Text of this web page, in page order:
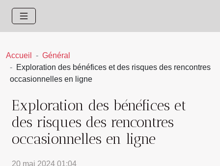
Accueil
Général
Exploration des bénéfices et des risques des rencontres
occasionnelles en ligne
Exploration des bénéfices et
des risques des rencontres
occasionnelles en ligne
20 mai 2024 01:04